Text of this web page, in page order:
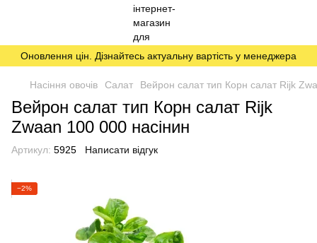
Оновлення цін. Дізнайтесь актуальну вартість у менеджера
Насіння овочів Салат Вейрон салат тип Корн салат Rijk
Вейрон салат тип Корн салат Rijk
Zwaan 100 000 насінин
Артикул: 5925 Написати відгук
−2%